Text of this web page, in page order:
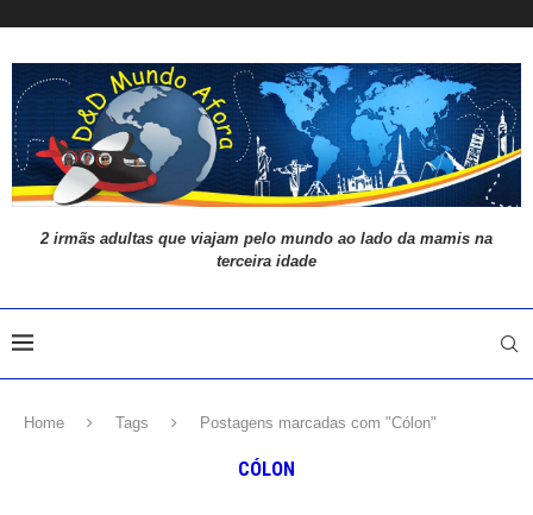
2 irmãs adultas que viajam pelo mundo ao lado da mamis na
terceira idade
Home Tags Postagens marcadas com "Cólon"
CÓLON